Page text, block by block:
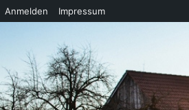
Anmelden Impressum